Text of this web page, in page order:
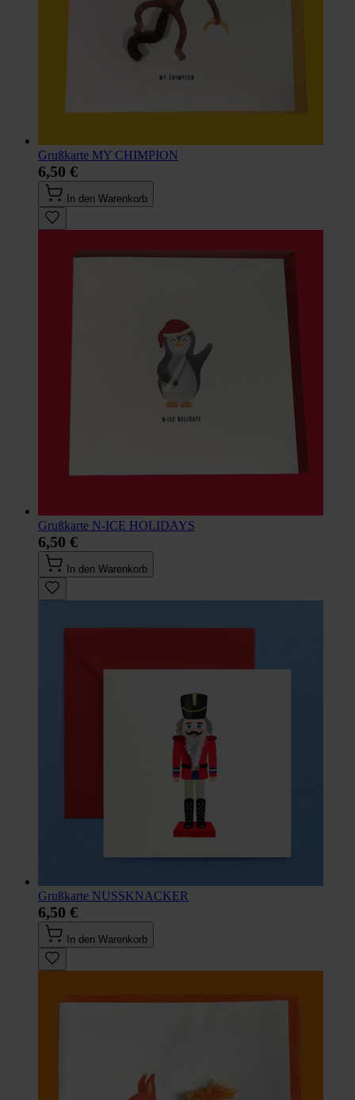
Grußkarte MY CHIMPION
6,50 €
In den Warenkorb
Grußkarte N-ICE HOLIDAYS
6,50 €
In den Warenkorb
Grußkarte NUSSKNACKER
6,50 €
In den Warenkorb